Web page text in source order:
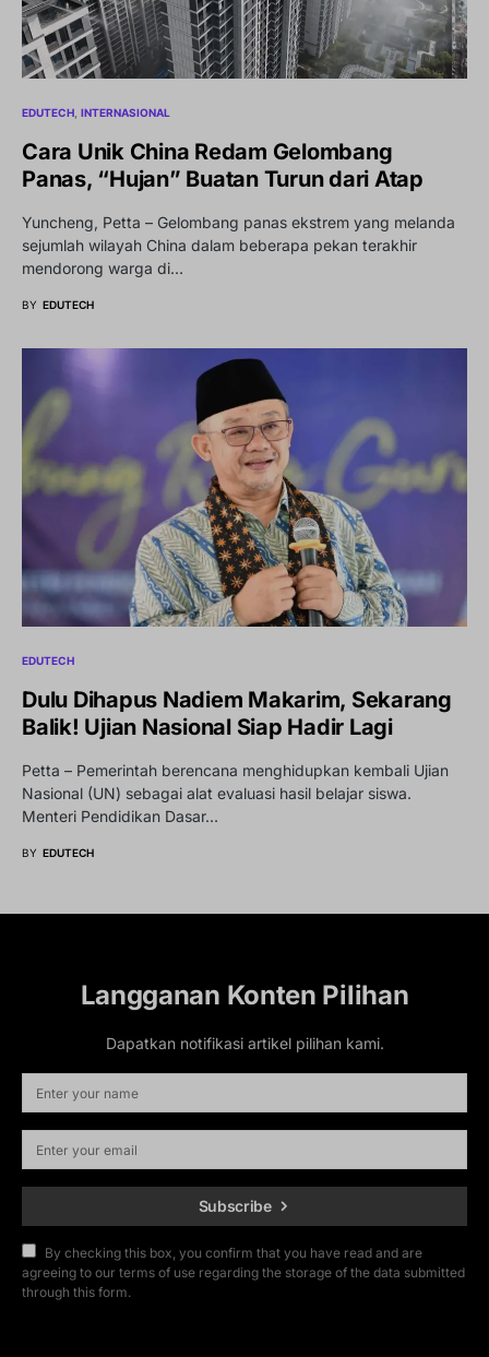
EDUTECH INTERNASIONAL
Cara Unik China Redam Gelombang
Panas, “Hujan” Buatan Turun dari Atap
Yuncheng, Petta – Gelombang panas ekstrem yang melanda
sejumlah wilayah China dalam beberapa pekan terakhir
mendorong warga di…
BY EDUTECH
EDUTECH
Dulu Dihapus Nadiem Makarim, Sekarang
Balik! Ujian Nasional Siap Hadir Lagi
Petta – Pemerintah berencana menghidupkan kembali Ujian
Nasional (UN) sebagai alat evaluasi hasil belajar siswa.
Menteri Pendidikan Dasar…
BY EDUTECH
Langganan Konten Pilihan
Dapatkan notifikasi artikel pilihan kami.
Subscribe
By checking this box, you confirm that you have read and are
agreeing to our terms of use regarding the storage of the data submitted
through this form.